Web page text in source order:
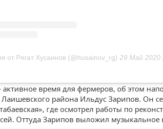
от Рягат Хусаинов (@husainov_rg) 29 Май 2020 в
время для фермеров, об этом
Лаишевского района Ильдус Зарипов. Он
где осмотрел работы по
Оттуда Зарипов выложил музыкальное